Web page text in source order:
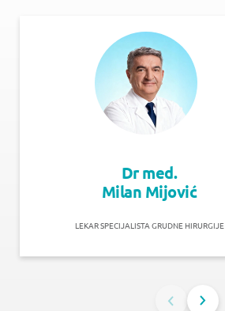
Dr med.
Milan Mijović
LEKAR SPECIJALISTA GRUDNE HIRURGIJE